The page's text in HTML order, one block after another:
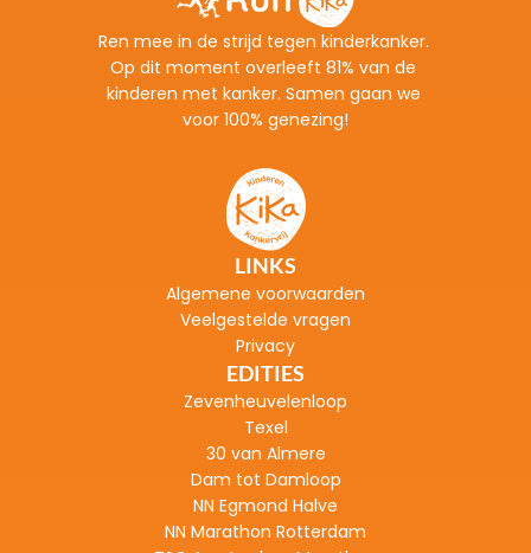
Ren mee in de strijd tegen kinderkanker.
Op dit moment overleeft 81% van de
kinderen met kanker. Samen gaan we
voor 100% genezing!
LINKS
Algemene voorwaarden
Veelgestelde vragen
Privacy
EDITIES
Zevenheuvelenloop
Texel
30 van Almere
Dam tot Damloop
NN Egmond Halve
NN Marathon Rotterdam